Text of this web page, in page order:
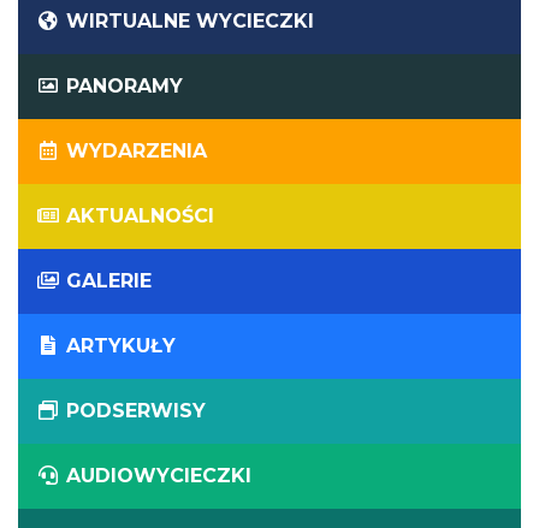
WIRTUALNE WYCIECZKI
PANORAMY
WYDARZENIA
AKTUALNOŚCI
GALERIE
ARTYKUŁY
PODSERWISY
AUDIOWYCIECZKI